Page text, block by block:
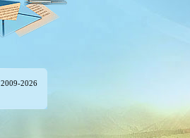
, 2009-2026